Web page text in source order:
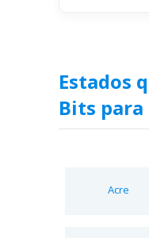
Estados
Bits
Acre